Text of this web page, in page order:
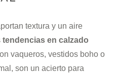
textura y un aire
tendencias en calzado
vaqueros, vestidos boho o
son un acierto para